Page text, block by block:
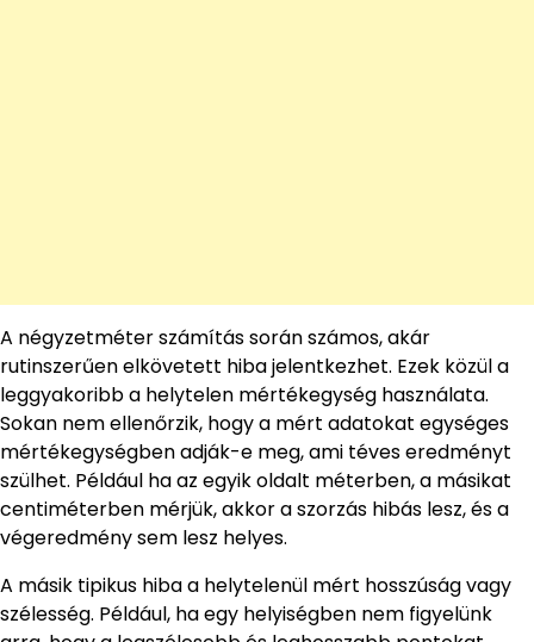
A négyzetméter számítás során számos, akár
rutinszerűen elkövetett hiba jelentkezhet. Ezek közül a
leggyakoribb a helytelen mértékegység használata.
Sokan nem ellenőrzik, hogy a mért adatokat egységes
mértékegységben adják-e meg, ami téves eredményt
szülhet. Például ha az egyik oldalt méterben, a másikat
centiméterben mérjük, akkor a szorzás hibás lesz, és a
végeredmény sem lesz helyes.
A másik tipikus hiba a helytelenül mért hosszúság vagy
szélesség. Például, ha egy helyiségben nem figyelünk